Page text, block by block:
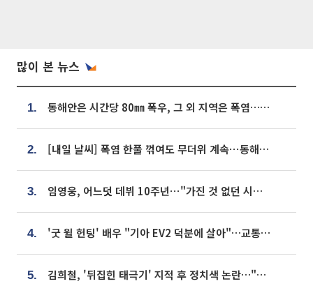
많이 본 뉴스
1. 동해안은 시간당 80㎜ 폭우, 그 외 지역은 폭염…‘극과 극 날씨’
2. [내일 날씨] 폭염 한풀 꺾여도 무더위 계속⋯동해안 이틀 연속 비
3. 임영웅, 어느덧 데뷔 10주년⋯"가진 것 없던 시절, 내 앞엔 20명의 팬뿐"
4. '굿 윌 헌팅' 배우 "기아 EV2 덕분에 살아"…교통사고 후 안전성 극찬
5. 김희철, '뒤집힌 태극기' 지적 후 정치색 논란…"좌우 떠나 우리나라 국기"